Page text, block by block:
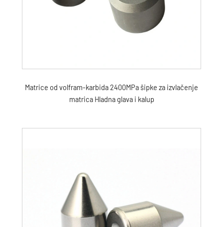
Matrice od volfram-karbida 2400MPa šipke za izvlačenje
matrica Hladna glava i kalup